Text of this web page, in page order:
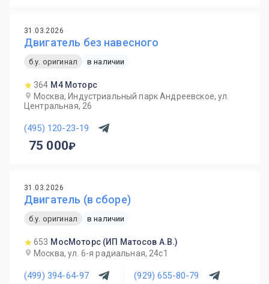
31.03.2026
Двигатель без навесного
б.у. оригинал в наличии
364 М4 Моторс
Москва, Индустриальный парк Андреевское, ул.
Центральная, 26
(495) 120-23-19
75 000
31.03.2026
Двигатель (в сборе)
б.у. оригинал в наличии
653 МосМоторс (ИП Матосов А.В.)
Москва, ул. 6-я радиальная, 24с1
(499) 394-64-97 (929) 655-80-79